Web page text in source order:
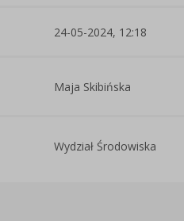
24-05-2024, 12:18
Maja Skibińska
Wydział Środowiska